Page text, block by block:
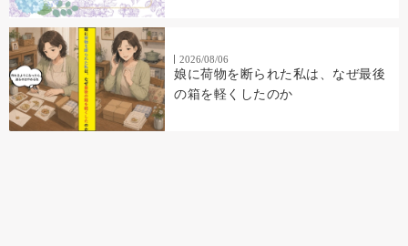
2026/08/06
娘に荷物を断られた私は、なぜ最後
の箱を軽くしたのか